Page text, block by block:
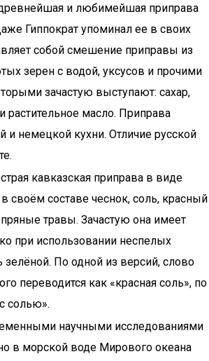
и любимейшая приправа
Гиппократ упоминал ее в своих
собой смешение приправы из
зерен с водой, уксусов и прочими
зачастую выступают: сахар,
растительное масло. Приправа
и немецкой кухни. Отличие русской
кавказская приправа в виде
своём составе чеснок, соль, красный
травы. Зачастую она имеет
при использовании неспелых
По одной из версий, слово
переводится как «красная соль», по
солью».
научными исследованиями
в морской воде Мирового океана